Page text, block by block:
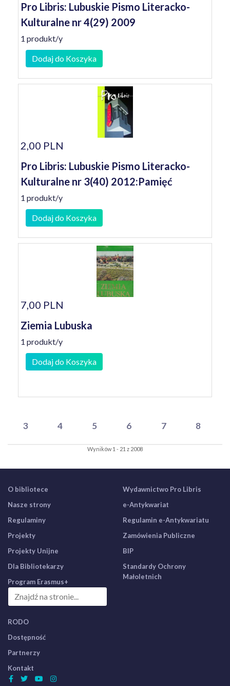
Pro Libris: Lubuskie Pismo Literacko-
Kulturalne nr 4(29) 2009
1 produkt/y
Dodaj do Koszyka
2,00 PLN
Pro Libris: Lubuskie Pismo Literacko-
Kulturalne nr 3(40) 2012:Pamięć
1 produkt/y
Dodaj do Koszyka
7,00 PLN
Ziemia Lubuska
1 produkt/y
Dodaj do Koszyka
3 4 5 6 7 8
Wyników 1 - 21 z 2008
O bibliotece
Nasze strony
Regulaminy
Projekty
Projekty Unijne
Dla Bibliotekarzy
Program Erasmus+
Wydawnictwo Pro Libris
e-Antykwariat
Regulamin e-Antykwariatu
Zamówienia Publiczne
BIP
Standardy Ochrony
Małoletnich
RODO
Dostępność
Partnerzy
Kontakt